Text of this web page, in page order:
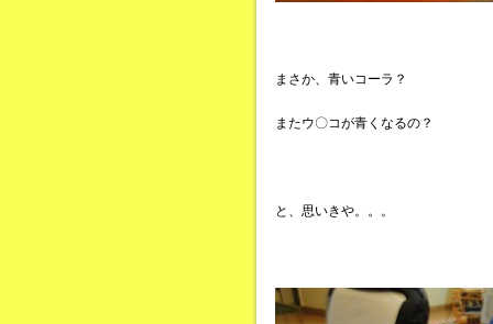
まさか、青いコーラ？
またウ〇コが青くなるの？
と、思いきや。。。